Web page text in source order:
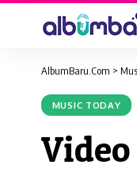
AlbumBaru.Com >
MUSIC TODAY